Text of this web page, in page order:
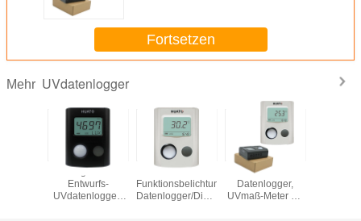
Fortsetzen
Mehr UVdatenlogger
Entwurfs-
UVdatenlogger-
Funktionsbelichtungsmesser-
Datenlogger/Digital-
Kleiner Huato-
Datenlogger,
UVmaß-Meter mit